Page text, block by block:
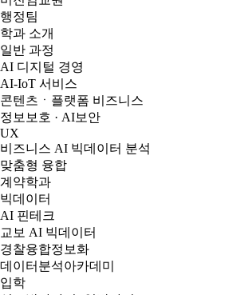
행정팀
학과 소개
일반 과정
AI 디지털 경영
AI-IoT 서비스
콘텐츠ㆍ플랫폼 비즈니스
정보보호 · AI보안
UX
비즈니스 AI 빅데이터 분석
맞춤형 융합
계약학과
빅데이터
AI 핀테크
교보 AI 빅데이터
경찰융합정보화
데이터분석아카데미
입학